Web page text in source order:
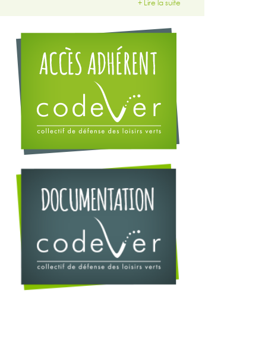
+ Lire la suite